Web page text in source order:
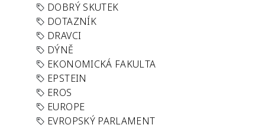
DOBRÝ SKUTEK
DOTAZNÍK
DRAVCI
DÝNĚ
EKONOMICKÁ FAKULTA
EPSTEIN
EROS
EUROPE
EVROPSKÝ PARLAMENT